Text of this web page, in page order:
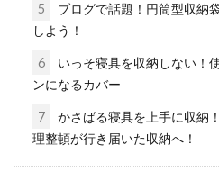
材によっ...
海外イン
5
ブログで話題！円筒型収納
しよう！
6
いっそ寝具を収納しない！
ンになるカバー
7
かさばる寝具を上手に収納
理整頓が行き届いた収納へ！